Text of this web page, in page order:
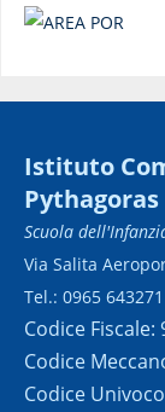
Istituto
Pythagoras
Scuola
Via Salita
Tel.: 0965 643271
Codice Fiscale:
Codice
Codice